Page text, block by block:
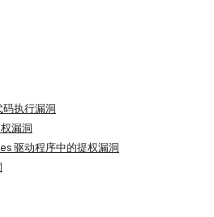
执行漏洞
漏洞
驱动程序中的提权漏洞